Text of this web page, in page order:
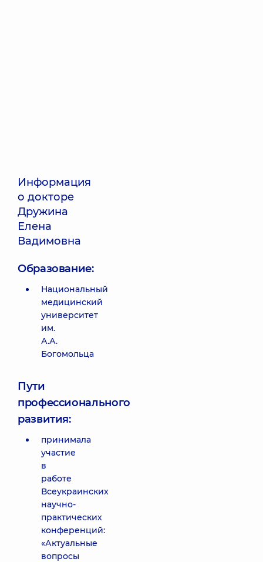
Информация
о докторе
Дружина
Елена
Вадимовна
Образование:
Национальный
медицинский
университет
им.
А.А.
Богомольца
Пути
профессионального
развития:
принимала
участие
в
работе
Всеукраинских
научно-
практических
конференций:
«Актуальные
вопросы